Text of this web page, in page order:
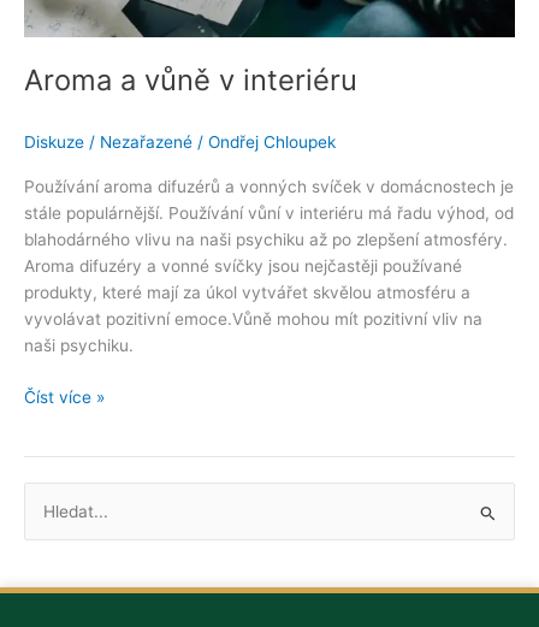
Aroma a vůně v interiéru
Diskuze / Nezařazené / Ondřej Chloupek
Používání aroma difuzérů a vonných svíček v domácnostech je
stále populárnější. Používání vůní v interiéru má řadu výhod, od
blahodárného vlivu na naši psychiku až po zlepšení atmosféry.
Aroma difuzéry a vonné svíčky jsou nejčastěji používané
produkty, které mají za úkol vytvářet skvělou atmosféru a
vyvolávat pozitivní emoce.Vůně mohou mít pozitivní vliv na
naši psychiku.
Číst více »